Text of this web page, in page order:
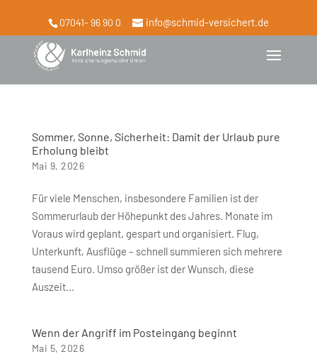
07041- 96 90 0 info@schmid-versichert.de
Sommer, Sonne, Sicherheit: Damit der Urlaub pure
Erholung bleibt
Mai 9, 2026
Für viele Menschen, insbesondere Familien ist der
Sommerurlaub der Höhepunkt des Jahres. Monate im
Voraus wird geplant, gespart und organisiert. Flug,
Unterkunft, Ausflüge – schnell summieren sich mehrere
tausend Euro. Umso größer ist der Wunsch, diese
Auszeit...
Wenn der Angriff im Posteingang beginnt
Mai 5, 2026